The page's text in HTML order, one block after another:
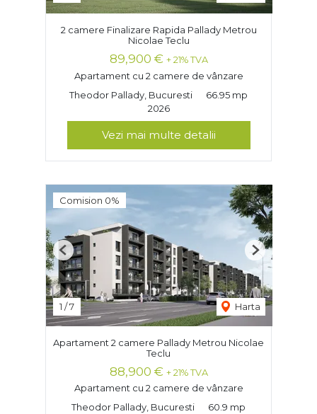
2 camere Finalizare Rapida Pallady Metrou
Nicolae Teclu
89,900 € + 21% TVA
Apartament cu 2 camere de vânzare
Theodor Pallady, Bucuresti
66.95 mp
2026
Vezi mai multe detalii
Comision 0%
1 /7 Harta
Previous Next
Apartament 2 camere Pallady Metrou Nicolae
Teclu
88,900 € + 21% TVA
Apartament cu 2 camere de vânzare
Theodor Pallady, Bucuresti
60.9 mp